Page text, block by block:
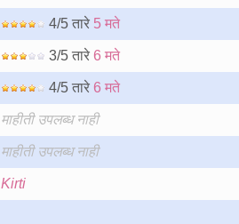
4/5 तारे 5 मते
3/5 तारे 6 मते
4/5 तारे 6 मते
माहीती उपलब्ध नाही
माहीती उपलब्ध नाही
Kirti